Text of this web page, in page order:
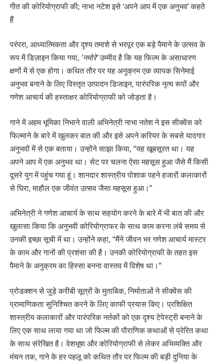
गीत की कोरियोग्राफी की; नाभा नटेश इसे ‘अपने आप में एक अनुभव’ कहते
हैं
परंपरा, आध्यात्मिकता और दृश्य तमाशे से भरपूर एक बड़े पैमाने के उत्सव के
रूप में डिज़ाइन किया गया, ‘नमोरे’उम्मीद है कि यह फिल्म के असाधारण
क्षणों में से एक होगा। कथित तौर पर यह अनुक्रम एक व्यापक सिनेमाई
अनुभव बनाने के लिए विस्तृत उत्पादन डिजाइन, पारंपरिक नृत्य रूपों और
गणेश आचार्य की हस्ताक्षर कोरियोग्राफी को जोड़ता है।
गाने में अहम भूमिका निभाने वाली अभिनेत्री नाभा नतेश ने इस सीक्वेंस को
फिल्माने के बारे में खुलकर बात की और इसे अपने करियर के सबसे यादगार
अनुभवों में से एक बताया। उन्होंने साझा किया, “यह खूबसूरत था। यह
अपने आप में एक अनुभव था। सेट पर चलना ऐसा महसूस हुआ जैसे मैं किसी
दूसरे युग में पहुंच गया हूं। शानदार शास्त्रीय पोशाक पहने हजारों कलाकारों
से घिरा, माहौल एक जीवंत उत्सव जैसा महसूस हुआ।”
अभिनेत्री ने गणेश आचार्य के साथ सहयोग करने के बारे में भी बात की और
खुलासा किया कि अनुभवी कोरियोग्राफर के साथ काम करना लंबे समय से
उनकी इच्छा सूची में था। उन्होंने कहा, “मैंने जीवन भर गणेश आचार्य मास्टर
के काम और गानों की प्रशंसा की है। उनकी कोरियोग्राफी के तहत इस
पैमाने के अनुक्रम का हिस्सा बनना वास्तव में विशेष था।”
प्रोडक्शन से जुड़े करीबी सूत्रों के मुताबिक, निर्माताओं ने सीक्वेंस की
प्रामाणिकता सुनिश्चित करने के लिए काफी प्रयास किए। प्रशिक्षित
शास्त्रीय कलाकारों और पारंपरिक नर्तकों को एक दृश्य टेपेस्ट्री बनाने के
लिए एक साथ लाया गया था जो फिल्म की पौराणिक कथाओं से प्रेरित कथा
के साथ संरेखित है। वेशभूषा और कोरियोग्राफी से लेकर अभिव्यक्ति और
मंचन तक, गाने के हर पहलू को कथित तौर पर फिल्म की बड़ी दुनिया के